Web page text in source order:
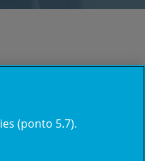
(ponto 5.7).